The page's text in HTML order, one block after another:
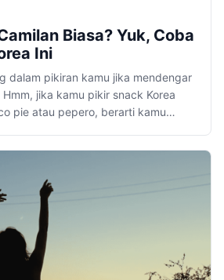
Biasa? Yuk, Coba
Ini
dalam pikiran kamu jika mendengar
Hmm, jika kamu pikir snack Korea
pie atau pepero, berarti kamu